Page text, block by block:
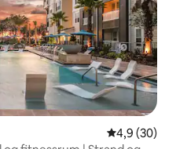
4,9 ud af 5 i
4,9 (30)